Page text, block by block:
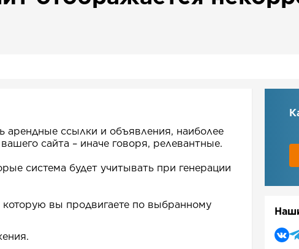
арендные ссылки и объявления, наиболее
сайта – иначе говоря, релевантные.
система будет учитывать при генерации
которую вы продвигаете по выбранному